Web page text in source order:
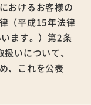
おけるお客様の
（平成15年法律
ます。）第2条
いについて、
、これを公表